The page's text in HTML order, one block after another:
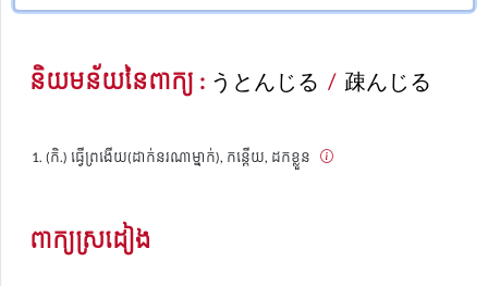
និយមន័យនៃពាក្យ : うとんじる / 疎んじる
(កិ.) ធ្វើព្រងើយ(ដាក់នរណាម្នាក់), កន្តើយ, ដកខ្លួន
ពាក្យស្រដៀង